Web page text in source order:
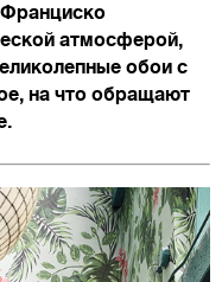
атмосферой,
обои с
на что обращают